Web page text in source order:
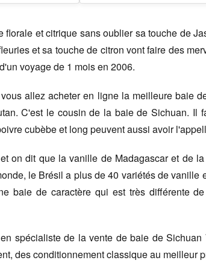
florale et citrique sans oublier sa touche de
et sa touche de citron vont faire des
voyage de 1 mois en 2006.
allez acheter en ligne la meilleure baie
C'est le cousin de la baie de Sichuan. Il
cubèbe et long peuvent aussi avoir
on dit que la vanille de Madagascar et de
le Brésil a plus de 40 variétés de
baie de caractère qui est très différente
spécialiste de la vente de baie de
des conditionnement classique au meilleur